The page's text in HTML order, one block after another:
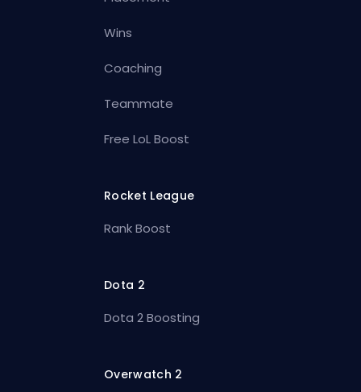
Wins
Coaching
Teammate
Free LoL Boost
Rocket League
Rank Boost
Dota 2
Dota 2 Boosting
Overwatch 2